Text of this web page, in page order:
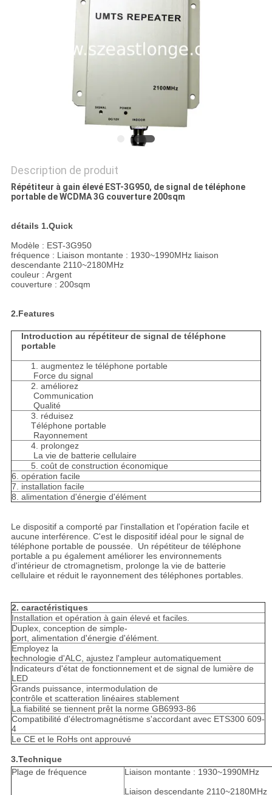
DEMANDER
UN DEVIS
PRIVACY
POLICY
Description de produit
Répétiteur à gain élevé EST-3G950, de signal de téléphone
portable de WCDMA 3G couverture 200sqm
détails 1.Quick
Modèle : EST-3G950
fréquence : Liaison montante : 1930~1990MHz liaison
descendante 2110~2180MHz
couleur : Argent
couverture : 200sqm
2.Features
Introduction au répétiteur de signal de téléphone
portable
1. augmentez le téléphone portable
Force du signal
2. améliorez
Communication
Qualité
3. réduisez
Téléphone portable
Rayonnement
4. prolongez
La vie de batterie cellulaire
5. coût de construction économique
6. opération facile
7. installation facile
8. alimentation d'énergie d'élément
Le dispositif a comporté par l'installation et l'opération facile et
aucune interférence. C'est le dispositif idéal pour le signal de
téléphone portable de poussée. Un répétiteur de téléphone
portable a pu également améliorer les environnements
d'intérieur de ctromagnetism, prolonge la vie de batterie
cellulaire et réduit le rayonnement des téléphones portables.
2. caractéristiques
Installation et opération à gain élevé et faciles.
Duplex, conception de simple-
port, alimentation d'énergie d'élément.
Employez la
technologie d'ALC, ajustez l'ampleur automatiquement
Indicateurs d'état de fonctionnement et de signal de lumière de
LED
Grands puissance, intermodulation de
contrôle et scatteration linéaires stablement
La fiabilité se tiennent prêt la norme GB6993-86
Compatibilité d'électromagnétisme s'accordant avec ETS300 609-
4
Le CE et le RoHs ont approuvé
3.Technique
Plage de fréquence
Liaison montante : 1930~1990MHz
Liaison descendante 2110~2180MHz